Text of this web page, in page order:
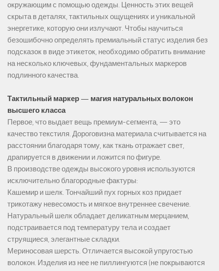
окружающим с помощью одежды. Ценность этих вещей
скрыта в деталях, тактильных ощущениях и уникальной
энергетике, которую они излучают. Чтобы научиться
безошибочно определять премиальный статус изделия без
подсказок в виде этикеток, необходимо обратить внимание
на несколько ключевых, фундаментальных маркеров
подлинного качества.
Тактильный маркер — магия натуральных волокон
высшего класса
Первое, что выдает вещь премиум-сегмента, — это
качество текстиля. Дороговизна материала считывается на
расстоянии благодаря тому, как ткань отражает свет,
драпируется в движении и ложится по фигуре.
В производстве одежды высокого уровня используются
исключительно благородные фактуры:
Кашемир и шелк. Тончайший пух горных коз придает
трикотажу невесомость и мягкое внутреннее свечение.
Натуральный шелк обладает деликатным мерцанием,
подстраивается под температуру тела и создает
струящиеся, элегантные складки.
Мериносовая шерсть. Отличается высокой упругостью
волокон. Изделия из нее не пиллингуются (не покрываются